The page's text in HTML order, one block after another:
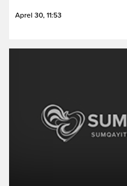
Aprel 30, 11:53